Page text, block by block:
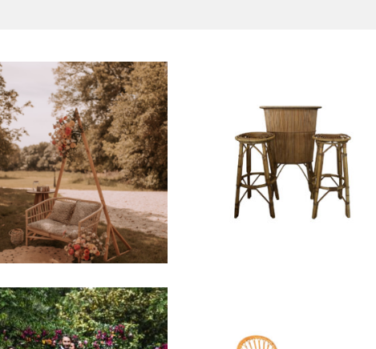
Banquette Rotin
« Jérôme »
35,00€
Bar Rotin 2 tabourets
« Gregoire »
35,00 €